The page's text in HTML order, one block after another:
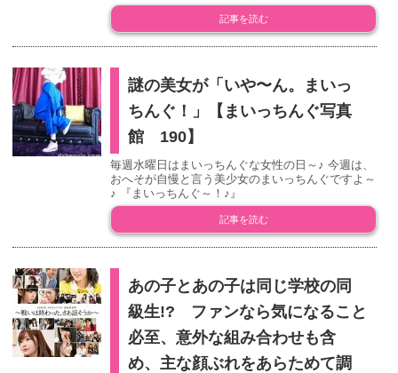
記事を読む
謎の美女が「いや〜ん。まいっ
ちんぐ！」【まいっちんぐ写真
館 190】
毎週水曜日はまいっちんぐな女性の日～♪ 今週は、
おへそが自慢と言う美少女のまいっちんぐですよ～
♪ 『まいっちんぐ～！♪』
記事を読む
あの子とあの子は同じ学校の同
級生!? ファンなら気になること
必至、意外な組み合わせも含
め、主な顔ぶれをあらためて調